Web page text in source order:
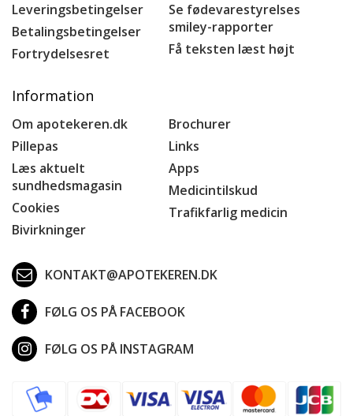
Leveringsbetingelser
Betalingsbetingelser
Fortrydelsesret
Se fødevarestyrelses
smiley-rapporter
Få teksten læst højt
Information
Om apotekeren.dk
Pillepas
Læs aktuelt
sundhedsmagasin
Cookies
Bivirkninger
Brochurer
Links
Apps
Medicintilskud
Trafikfarlig medicin
KONTAKT@APOTEKEREN.DK
FØLG OS PÅ FACEBOOK
FØLG OS PÅ INSTAGRAM